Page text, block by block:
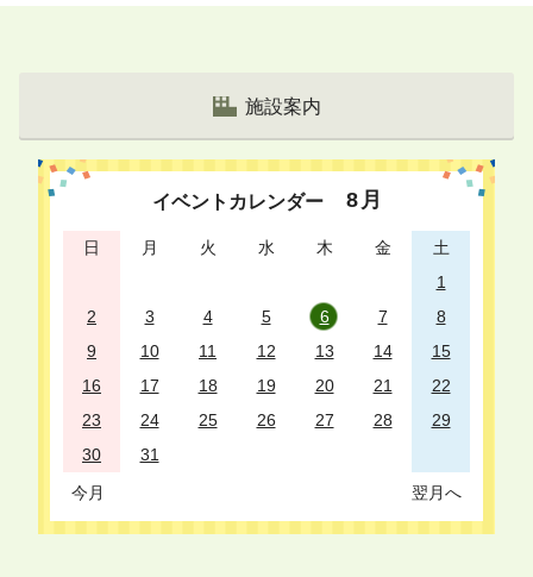
施設案内
イベントカレンダー 8 月
日 月 火 水 木 金
土
1
2
3 4 5 6 7
8
9
10 11 12 13 14
15
16
17 18 19 20 21
22
23
24 25 26 27 28
29
30
31
今月 翌月へ